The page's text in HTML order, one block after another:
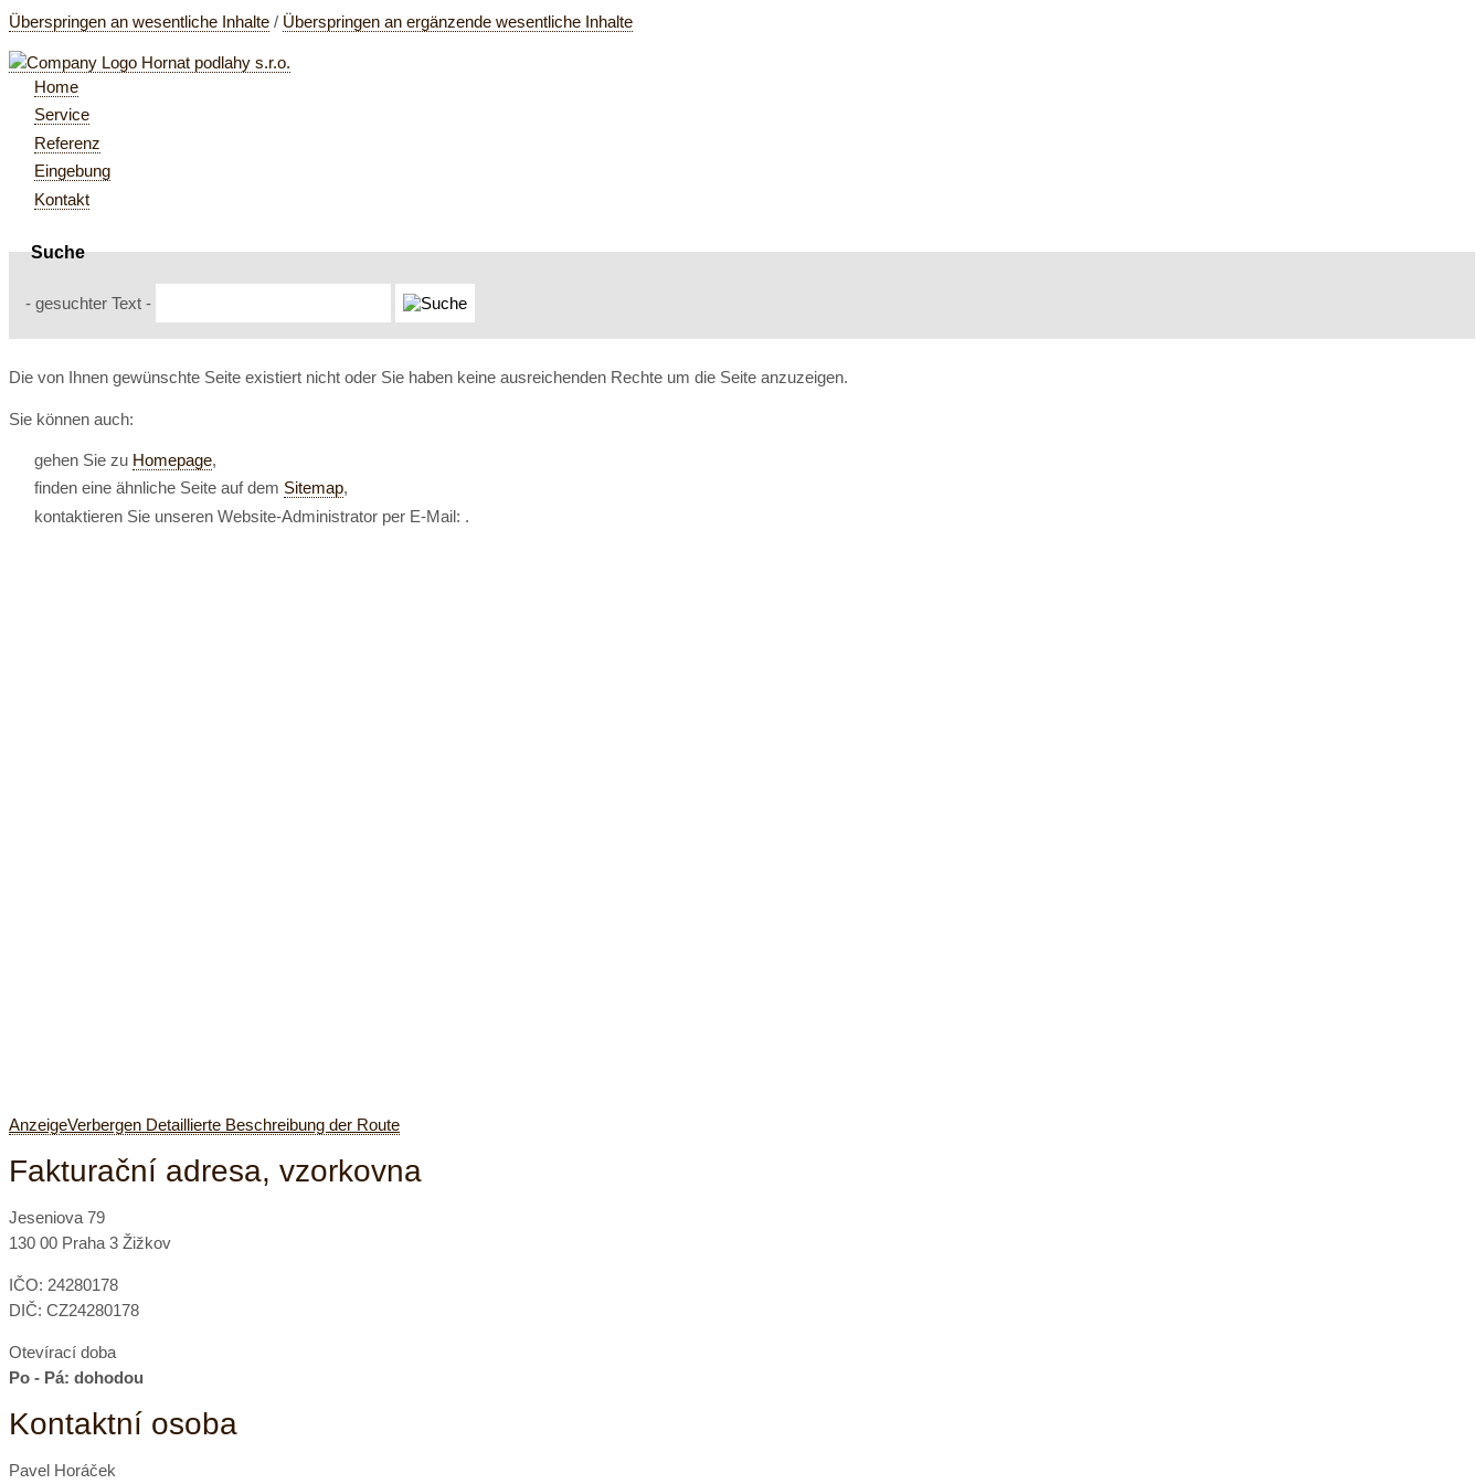
Überspringen an wesentliche Inhalte / Überspringen an ergänzende wesentliche Inhalte
Home
Service
Referenz
Eingebung
Kontakt
Suche
- gesuchter Text -
Die von Ihnen gewünschte Seite existiert nicht oder Sie haben keine ausreichenden Rechte um die Seite anzuzeigen.
Sie können auch:
gehen Sie zu Homepage,
finden eine ähnliche Seite auf dem Sitemap,
kontaktieren Sie unseren Website-Administrator per E-Mail: .
AnzeigeVerbergen Detaillierte Beschreibung der Route
Fakturační adresa, vzorkovna
Jeseniova 79
130 00 Praha 3 Žižkov
IČO: 24280178
DIČ: CZ24280178
Otevírací doba
Po - Pá: dohodou
Kontaktní osoba
Pavel Horáček